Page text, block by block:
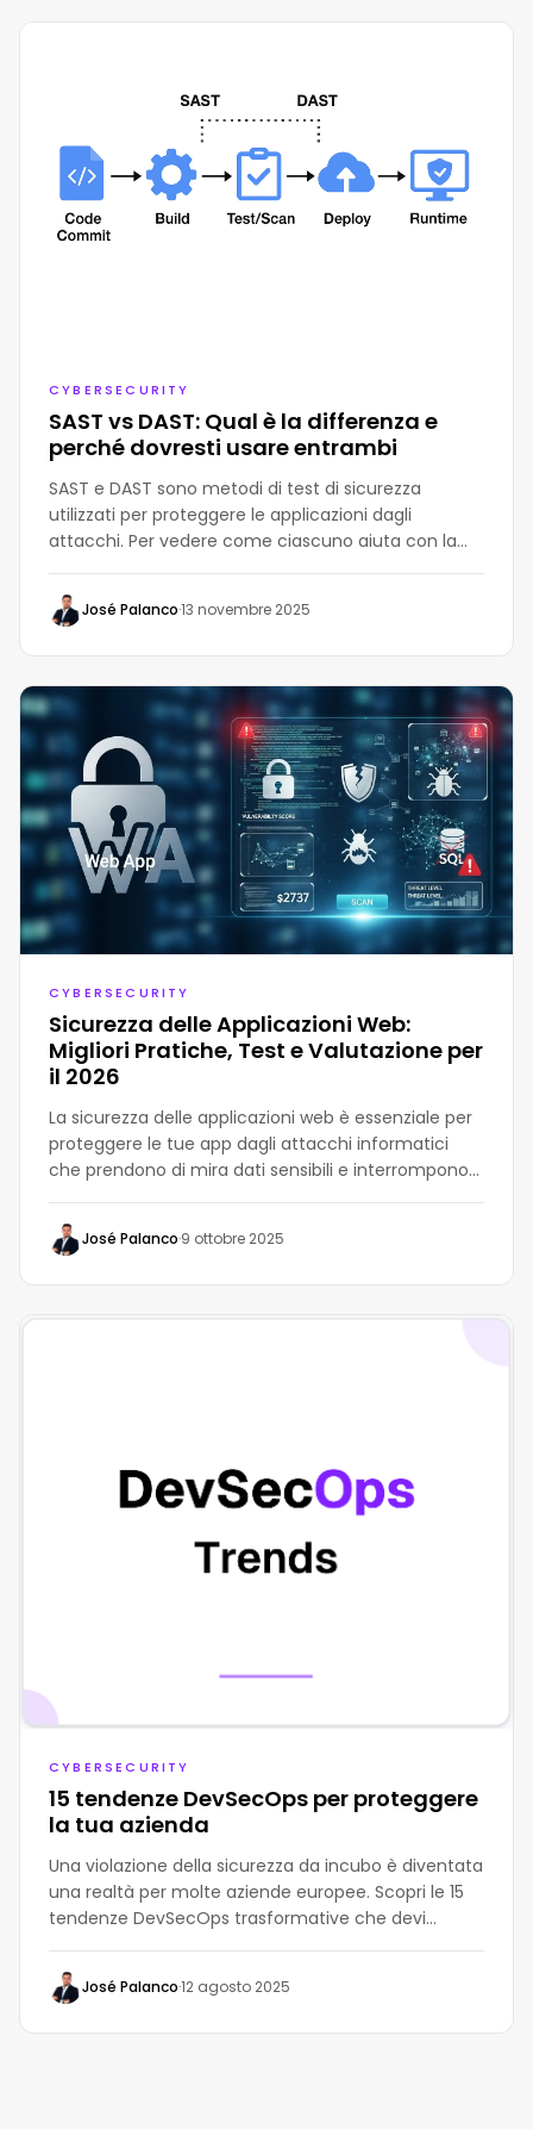
been a speaker at various prestigious
contributions to the cybersecurity field
include multiple CVE publications and the
development of various open source tools
such as nmap-scada, ProtocolDetector,
escan, pma, EKanalyzer, SCADA IDS, and
more.
CYBERSECURITY
SAST vs DAST: Qual è la differenza e
perché dovresti usare entrambi
SAST e DAST sono metodi di test di sicurezza
utilizzati per proteggere le applicazioni dagli
attacchi. Per vedere come ciascuno aiuta con la
differenze e dove si inseriscono nel tuo flusso di
lavoroJosé Palanco·13 novembre 2025
CYBERSECURITY
Sicurezza delle Applicazioni Web:
Migliori Pratiche, Test e Valutazione per
il 2026
La sicurezza delle applicazioni web è essenziale per
proteggere le tue app dagli attacchi informatici
che prendono di mira dati sensibili e interrompono
le operazioni. Questa guida copre l'importanza della
sicurezza delle app web, le vulnerabilità comuni, le
migliori pratiche e i metodi di test, aiutandoti a
José Palanco·9 ottobre 2025
CYBERSECURITY
15 tendenze DevSecOps per proteggere
la tua azienda
Una violazione della sicurezza da incubo è diventata
una realtà per molte aziende europee. Scopri le 15
tendenze DevSecOps trasformative che devi
violazioni.
José Palanco·12 agosto 2025